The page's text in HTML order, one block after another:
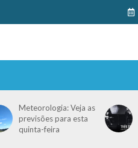
Meteorologia: Veja as
previsões para esta
quinta-feira